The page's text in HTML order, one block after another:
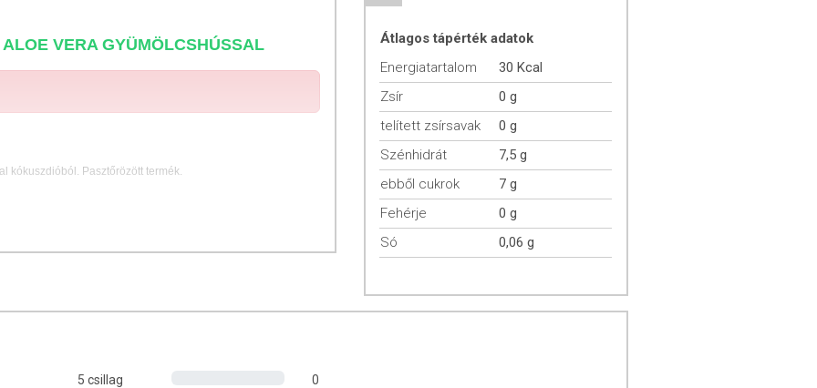
VERA GYÜMÖLCSHÚSSAL
kókuszdióból. Pasztőrözött termék.
g
Átlagos tápérték adatok
Energiatartalom
30 Kcal
Zsír
0 g
telített zsírsavak
0 g
Szénhidrát
7,5 g
ebből cukrok
7 g
Fehérje
0 g
Só
0,06 g
5 csillag
0